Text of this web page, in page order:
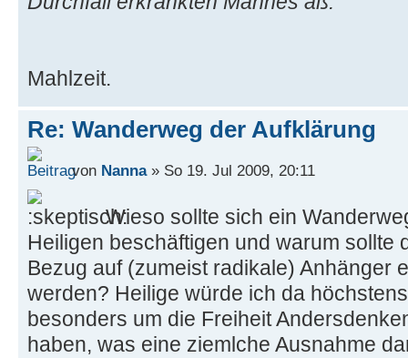
Mahlzeit.
Re: Wanderweg der Aufklärung
von Nanna» So 19. Jul 2009, 20:11
Wieso sollte sich ein
Heiligen beschäftigen und warum sollte
Bezug auf (zumeist radikale) Anhänger
werden? Heilige würde ich da
besonders um die Freiheit
haben, was eine ziemlche Ausnahme